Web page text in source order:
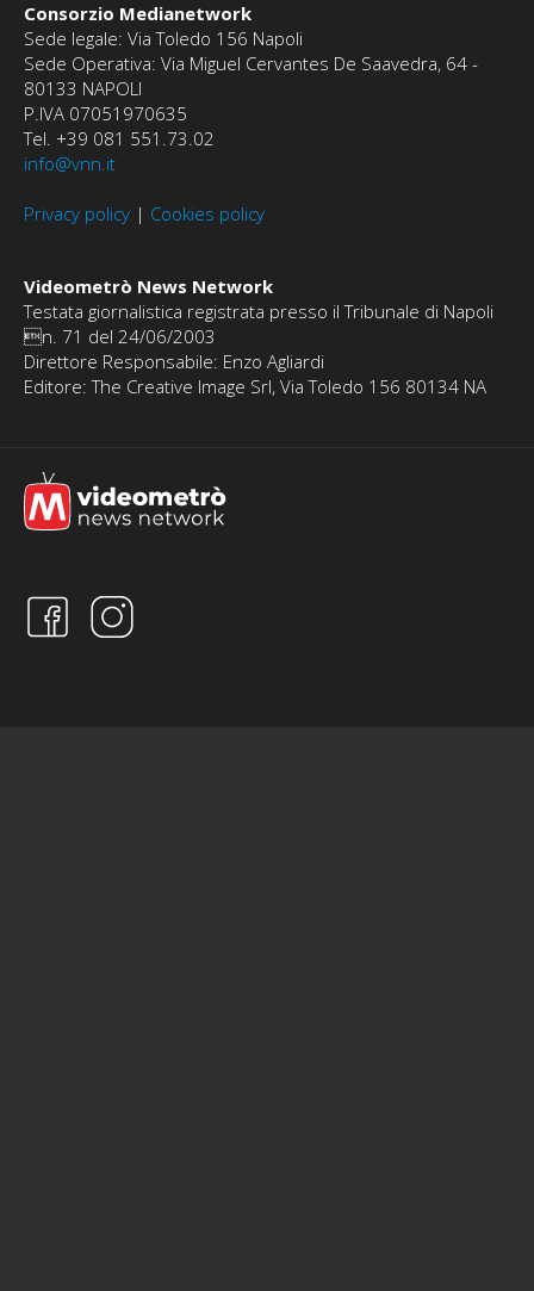
Consorzio Medianetwork
Sede legale: Via Toledo 156 Napoli
Sede Operativa: Via Miguel Cervantes De Saavedra, 64 -
80133 NAPOLI
P.IVA 07051970635
Tel. +39 081 551.73.02
info@vnn.it
Privacy policy | Cookies policy
Videometrò News Network
Testata giornalistica registrata presso il Tribunale di Napoli
n. 71 del 24/06/2003
Direttore Responsabile: Enzo Agliardi
Editore: The Creative Image Srl, Via Toledo 156 80134 NA